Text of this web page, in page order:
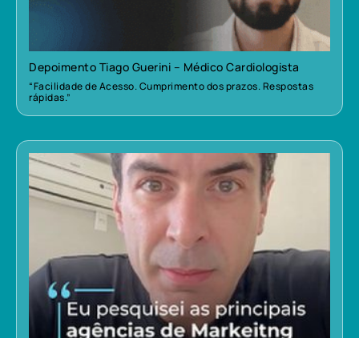
Depoimento Tiago Guerini – Médico Cardiologista
“Facilidade de Acesso. Cumprimento dos prazos. Respostas
rápidas.”